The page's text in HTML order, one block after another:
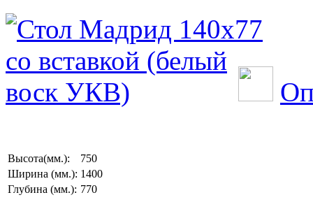
Высота(мм.):
750
Ширина (мм.): 1400
Глубина (мм.): 770